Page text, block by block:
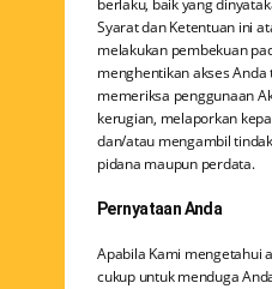
berlaku, baik yang
Syarat dan Ketentuan ini
melakukan pembekuan
menghentikan akses
memeriksa penggunaan
kerugian, melaporkan
dan/atau mengambil
pidana maupun perdata.
Pernyataan Anda
Apabila Kami mengetahui
cukup untuk menduga